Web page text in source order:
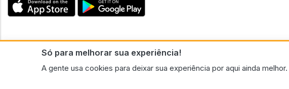
Só para melhorar sua experiência!
A gente usa cookies para deixar sua experiência por aqui ainda melhor.
CNPJ n.º 30.220.458/0001-17 - GERAL GEEK PORTAL ELETRONICO LTDA.